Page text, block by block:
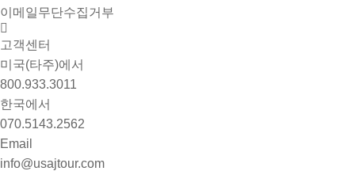
이메일무단수집거부
고객센터
미국(타주)에서
800.933.3011
한국에서
070.5143.2562
Email
info@usajtour.com